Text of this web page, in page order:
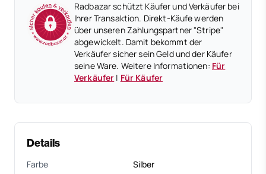
Radbazar schützt Käufer und Verkäufer bei
Ihrer Transaktion. Direkt-Käufe werden
über unseren Zahlungspartner "Stripe"
abgewickelt. Damit bekommt der
Verkäufer sicher sein Geld und der Käufer
seine Ware. Weitere Informationen: Für
Verkäufer | Für Käufer
Details
Farbe
Silber